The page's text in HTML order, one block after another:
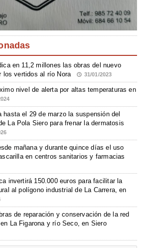
en 11,2 millones las obras del nuevo
los vertidos al río Nora
31/01/2023
nivel de alerta por altas temperaturas en
hasta el 29 de marzo la suspensión del
La Pola Siero para frenar la dermatosis
mañana y durante quince días el uso
en centros sanitarios y farmacias
invertirá 150.000 euros para facilitar la
al polígono industrial de La Carrera, en
de reparación y conservación de la red
La Figarona y río Seco, en Siero